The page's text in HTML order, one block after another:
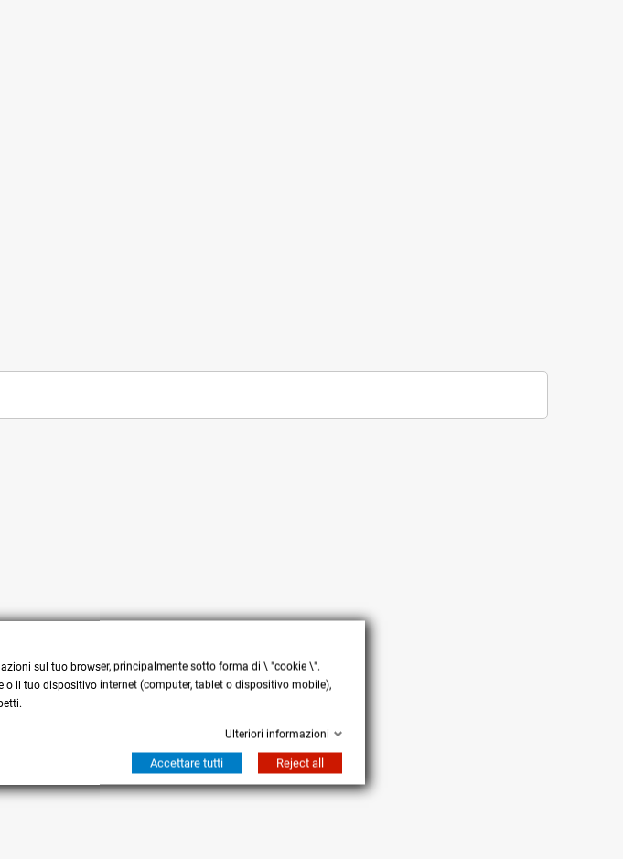
sul tuo browser, principalmente sotto forma di \ "cookie \".
o il tuo dispositivo internet (computer, tablet o dispositivo mobile),
Ulteriori informazioni
Accettare tutti Reject all